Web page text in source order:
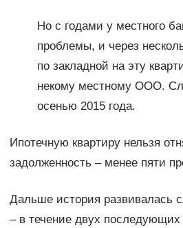
Но с годами у местного
проблемы, и через
по закладной на эту
некому местному ООО.
осенью 2015 года.
Ипотечную квартиру нельзя
задолженность – менее пяти
Дальше история развивалась
– в течение двух последующих